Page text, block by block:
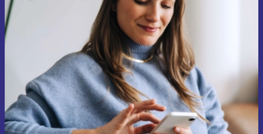
Recevoir offres et infos de refurbed
par mail
Ne manquez plus aucune offre.
S'inscrire
Retrouvez les informations sur l'utilisation des données personnelles
dans notrepolitique de confidentialité.